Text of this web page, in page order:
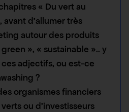
« Du vert au
avant d’allumer très
autour des produits
», « sustainable ».. y
adjectifs, ou est-ce
?
organismes financiers
ou d’investisseurs